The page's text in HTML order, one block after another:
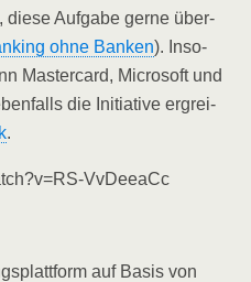
die­se Auf­ga­be ger­ne über­
ohne Ban­ken). Inso­
Mas­ter­card, Micro­soft und
die Initia­ti­ve ergrei­
.
VvDeeaCc
auf Basis von